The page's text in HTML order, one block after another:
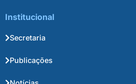
Institucional
Secretaria
Publicações